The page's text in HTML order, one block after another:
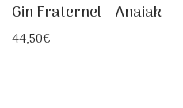
Gin Fraternel – Anaiak
44,50€